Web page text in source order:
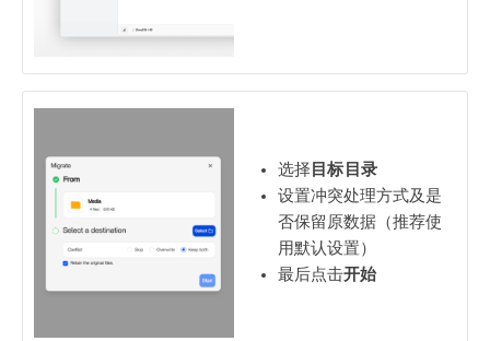
选择 目标目录
设置冲突处理方式及是
否保留原数据（推荐使
用默认设置）
最后点击开始